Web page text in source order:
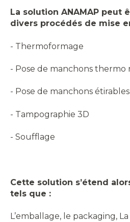
La solution ANAMAP peut
divers procédés de mise
- Thermoformage
- Pose de manchons thermo
- Pose de manchons étirables
- Tampographie 3D
- Soufflage
Cette solution s’étend
tels que :
L’emballage, le packaging,